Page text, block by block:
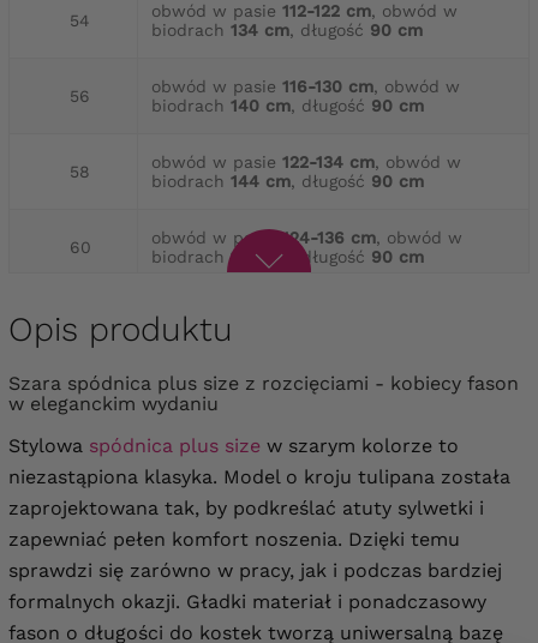
54 obwód w pasie 112-122 cm, obwód w
biodrach 134 cm, długość 90 cm
56 obwód w pasie 116-130 cm, obwód w
biodrach 140 cm, długość 90 cm
58 obwód w pasie 122-134 cm, obwód w
biodrach 144 cm, długość 90 cm
60 obwód w pasie 124-136 cm, obwód w
biodrach 148 cm , długość 90 cm
62 obwód w pasie
biodrach
64 obwód w pasie 132-144 cm , obwód w
biodrach
Opis produktu
Szara spódnica plus size z rozcięciami - kobiecy fason
w eleganckim wydaniu
Stylowa spódnica plus size w szarym kolorze to
niezastąpiona klasyka. Model o kroju tulipana została
zaprojektowana tak, by podkreślać atuty sylwetki i
zapewniać pełen komfort noszenia. Dzięki temu
sprawdzi się zarówno w pracy, jak i podczas bardziej
formalnych okazji. Gładki materiał i ponadczasowy
fason o długości do kostek tworzą uniwersalną bazę